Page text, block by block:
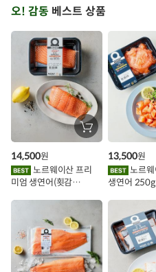
아
시
인
이
트
오! 감동 베스트 상품
장
바
에
담
노르웨이산 프리
미엄 생연어(횟감
14,500원
노르웨이산 한입
생연어 250g
13,500원